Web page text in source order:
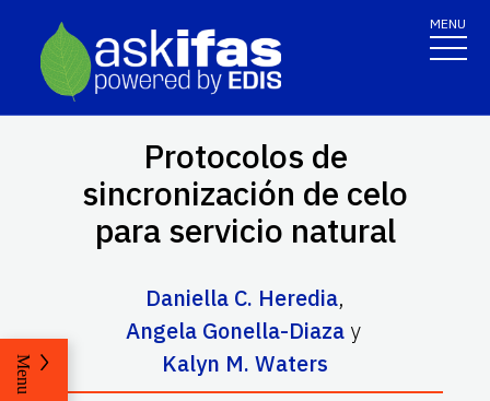
MENU
Protocolos de
sincronización de celo
para servicio natural
Daniella C. Heredia,
Angela Gonella-Diaza y
Kalyn M. Waters
Menu